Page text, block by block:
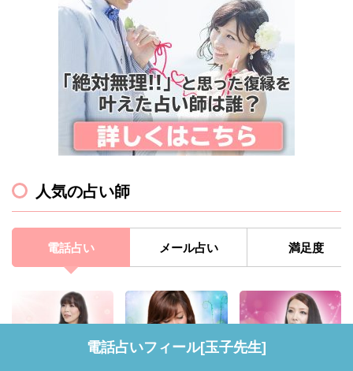
電話占いフィール[玉子先生]
人気の占い師
電話占い メール占い 満足度